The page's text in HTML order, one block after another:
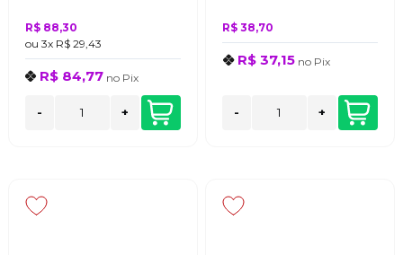
R$ 88,30
ou 3x R$ 29,43
R$ 84,77 no Pix
- +
R$ 38,70
R$ 37,15 no Pix
- +